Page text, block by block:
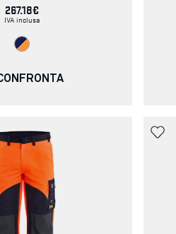
267.18€
IVA inclusa